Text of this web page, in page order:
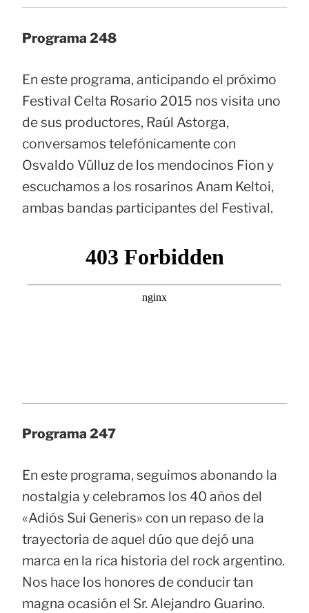
Programa 248
En este programa, anticipando el próximo
Festival Celta Rosario 2015 nos visita uno
de sus productores, Raúl Astorga,
conversamos telefónicamente con
Osvaldo Vülluz de los mendocinos Fion y
escuchamos a los rosarinos Anam Keltoi,
ambas bandas participantes del Festival.
Programa 247
En este programa, seguimos abonando la
nostalgia y celebramos los 40 años del
«Adiós Sui Generis» con un repaso de la
trayectoria de aquel dúo que dejó una
marca en la rica historia del rock argentino.
Nos hace los honores de conducir tan
magna ocasión el Sr. Alejandro Guarino.